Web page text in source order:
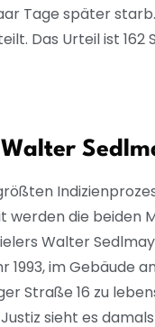
Tage später
Das Urteil ist 162
werden die beiden
Walter
1993, im Gebäude
Straße 16 zu
sieht es